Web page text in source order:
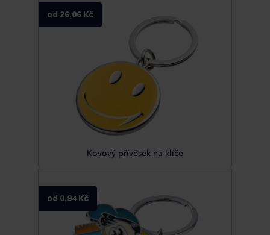
od 26,06 Kč
Kovový přívěsek na klíče
od 0,94 Kč